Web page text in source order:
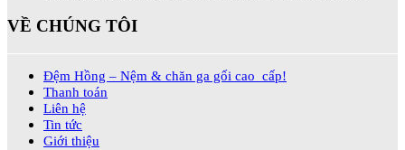
VỀ CHÚNG TÔI
Đệm Hồng – Nệm & chăn ga gối cao cấp!
Thanh toán
Liên hệ
Tin tức
Giới thiệu